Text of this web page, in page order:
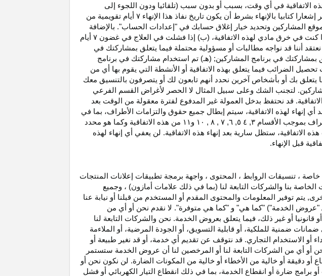
الاتفاقية في أي وقت، بسبب أو بدون سبب (تلقائيا ودون اللجوء إلى
كتابيا بالإنهاء بشرط أن يكون تاريخ نفاذ هذا الإنهاء ۷ أيام تقويمية من
المشاركين وتحديد خيار إغلاق حسابك في "إعدادات الحساب". بالإضافة
إذا كنت في خرق مادي لهذه الاتفاقية، (ب) إذا فشلت في العلاج في غضون ۷ أيام
أننا قد نواجه مطالبات أو مسؤولية محتملة فيما يتعلق بمشاركتك في
بمشاركتك في برنامج المشاركين; (هـ) تم استخدام مشاركتك في برنامج
الضرائب فيما يتعلق بهذه الاتفاقية أو الأنشطة التي يقوم بها أي من
يتعلق بك أو بأشخاص آخرين نحدد أنهم تابعون لك أو يتصرفون بالتنسيق معك
لتجنب الشك وعلى سبيل المثال لا الحصر لأغراض القسم الفرعي
خرقا لهذه الاتفاقية. قد نحتفظ بدخل العمولة غير المدفوع لفترة معقولة من الوقت بعد
أي إنهاء لهذه
الاتفاقية، سيتم إبطال جميع حقوق والتزامات الأطراف، بما في
بموجب الأقسام ۳, ٤ ٥, ٦, ۷ , ۸ , ۱۰ و۱۱ من هذه الاتفاقية وكما هو محدد
الاتفاقية، ستظل سارية بعد إنهاء هذه الاتفاقية. لن يعفي أي إنهاء لهذه
قبل الإنهاء.
، تنسيقات الروابط ، المحتوى ، واجهة برمجة تطبيقات إعلانات المنتجات
الخاصة بنا والشركات التابعة لنا (بما في ذلك علامات أمازون) ، وجميع
يتم توفير المعلومات والمحتوى المقدم أو المستخدم من قبلنا أو نيابة عنا
بـ "عروض الخدمة") "كما هي" و "كما هي متوفرة". لا نقدم نحن أو أي من
قانونيا أو غير ذلك، فيما يتعلق بعروض الخدمة. نحن والشركات التابعة لنا
ضمنية للملكية، أو قابلية التسويق، أو الجودة المرضية، أو الملاءمة
أو الاستخدام التجاري. قد نتوقف عن تقديم أي خدمة، أو قد نغير طبيعة أو
أي من الشركات التابعة لنا أو المرخصين لنا أن عروض الخدمة ستستمر
دقيقة أو خالية من الأخطاء أو خالية من المكونات الضارة. لن نكون نحن أو
برامج ضارة أو انقطاع الخدمة، بما في ذلك انقطاع
التيار الكهربائي أو فشل